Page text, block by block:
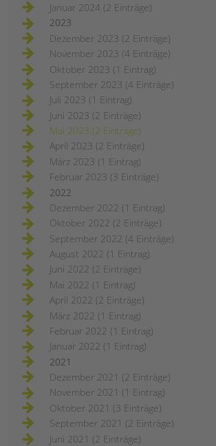
Januar 2024 (2 Einträge)
2023
Dezember 2023 (2 Einträge)
November 2023 (4 Einträge)
Oktober 2023 (1 Eintrag)
September 2023 (4 Einträge)
Juli 2023 (1 Eintrag)
Juni 2023 (2 Einträge)
Mai 2023 (2 Einträge)
April 2023 (2 Einträge)
März 2023 (1 Eintrag)
Februar 2023 (3 Einträge)
2022
Dezember 2022 (1 Eintrag)
Oktober 2022 (2 Einträge)
September 2022 (4 Einträge)
August 2022 (1 Eintrag)
Juni 2022 (2 Einträge)
Mai 2022 (1 Eintrag)
April 2022 (2 Einträge)
März 2022 (1 Eintrag)
Februar 2022 (1 Eintrag)
Januar 2022 (1 Eintrag)
2021
Dezember 2021 (2 Einträge)
November 2021 (1 Eintrag)
Oktober 2021 (3 Einträge)
September 2021 (2 Einträge)
Juni 2021 (2 Einträge)